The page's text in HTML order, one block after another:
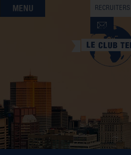
QUI SOMMES-
QUE CHERCHEZ-
NOS OFFRES
DEVENIR
RECRUITERS